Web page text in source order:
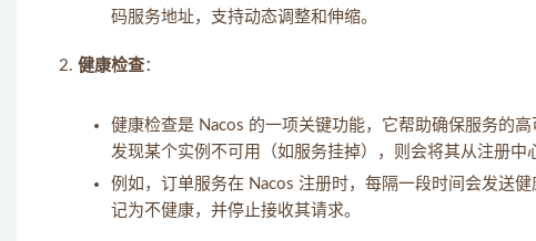
码服务地址，支持动态调整和伸缩。
健康检查：
健康检查是 Nacos 的一项关键功能，它帮助确保服务的
发现某个实例不可用（如服务挂掉），则会将其从注册中
例如，订单服务在 Nacos 注册时，每隔一段时间会发送
记为不健康，并停止接收其请求。